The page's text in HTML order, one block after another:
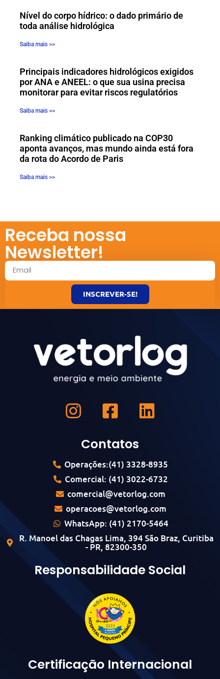
Nível do corpo hídrico: o dado primário de
toda análise hidrológica
Saiba mais >>
Principais indicadores hidrológicos exigidos
por ANA e ANEEL: o que sua usina precisa
monitorar para evitar riscos regulatórios
Saiba mais >>
Ranking climático publicado na COP30
aponta avanços, mas mundo ainda está fora
da rota do Acordo de Paris
Saiba mais >>
Receba nossa
Newsletter!
INSCREVER-SE!
Contatos
Operações:(41) 3328-8935
Comercial: (41) 3022-6732
comercial@vetorlog.com
operacoes@vetorlog.com
WhatsApp: (41) 2170-5464
R. Manoel das Chagas Lima, 394 São Braz, Curitiba
- PR, 82300-350
Responsabilidade Social
Certificação Internacional